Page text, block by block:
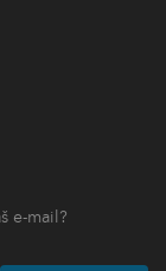
e-mail?